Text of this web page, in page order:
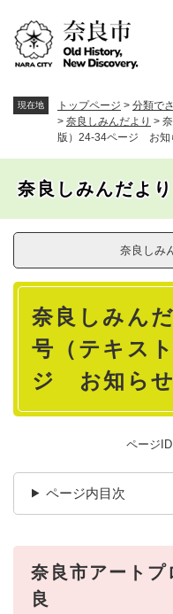
。
現在地 トップページ > 分類で
> 奈良しみんだより >
版）24-34ページ お知
奈良しみんだより
奈良しみ
本
奈良しみん
号（テキス
ジ お知ら
ページ
ページ内目次
奈良市アート
良